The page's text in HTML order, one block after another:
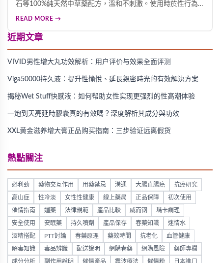
石等100%純天然中草藥配方，溫和不刺激。使用時於性行為
無任何副作用，是改善早洩、提升親密體驗的優質選擇。
READ MORE →
近期文章
VIVID男性增大丸功效解析：用户评价与效果全面评测
Viga50000持久液：提升性愉悅、延長親密時光的有效解決方案
揭秘Wet Stuff快感液：如何帮助女性实现更强烈的性高潮体验
一炮到天亮延時膠囊真的有效嗎？深度解析其成分與功效
XXL黄金滋养增大膏正品购买指南：三步验证远离假货
熱點關注
必利劲 藥物交互作用 用藥禁忌 溝通 大腸直腸癌 抗癌研究
高山症 性冷淡 女性性健康 線上藥局 正品保障 初次使用
催情指南 媚藥 法律規範 產品比較 威而钢 瑪卡調理
安全使用 安眠藥 持久噴劑 產品保存 春藥知識 迷情水
酒精搭配 PTT討論 春藥原理 藥效時間 抗老化 血管健康
解毒知識 毒品辨識 配送說明 網購春藥 網購風險 藥師專欄
成分分析 副作用說明 催情產品 震波療法 催情粉 日本進口